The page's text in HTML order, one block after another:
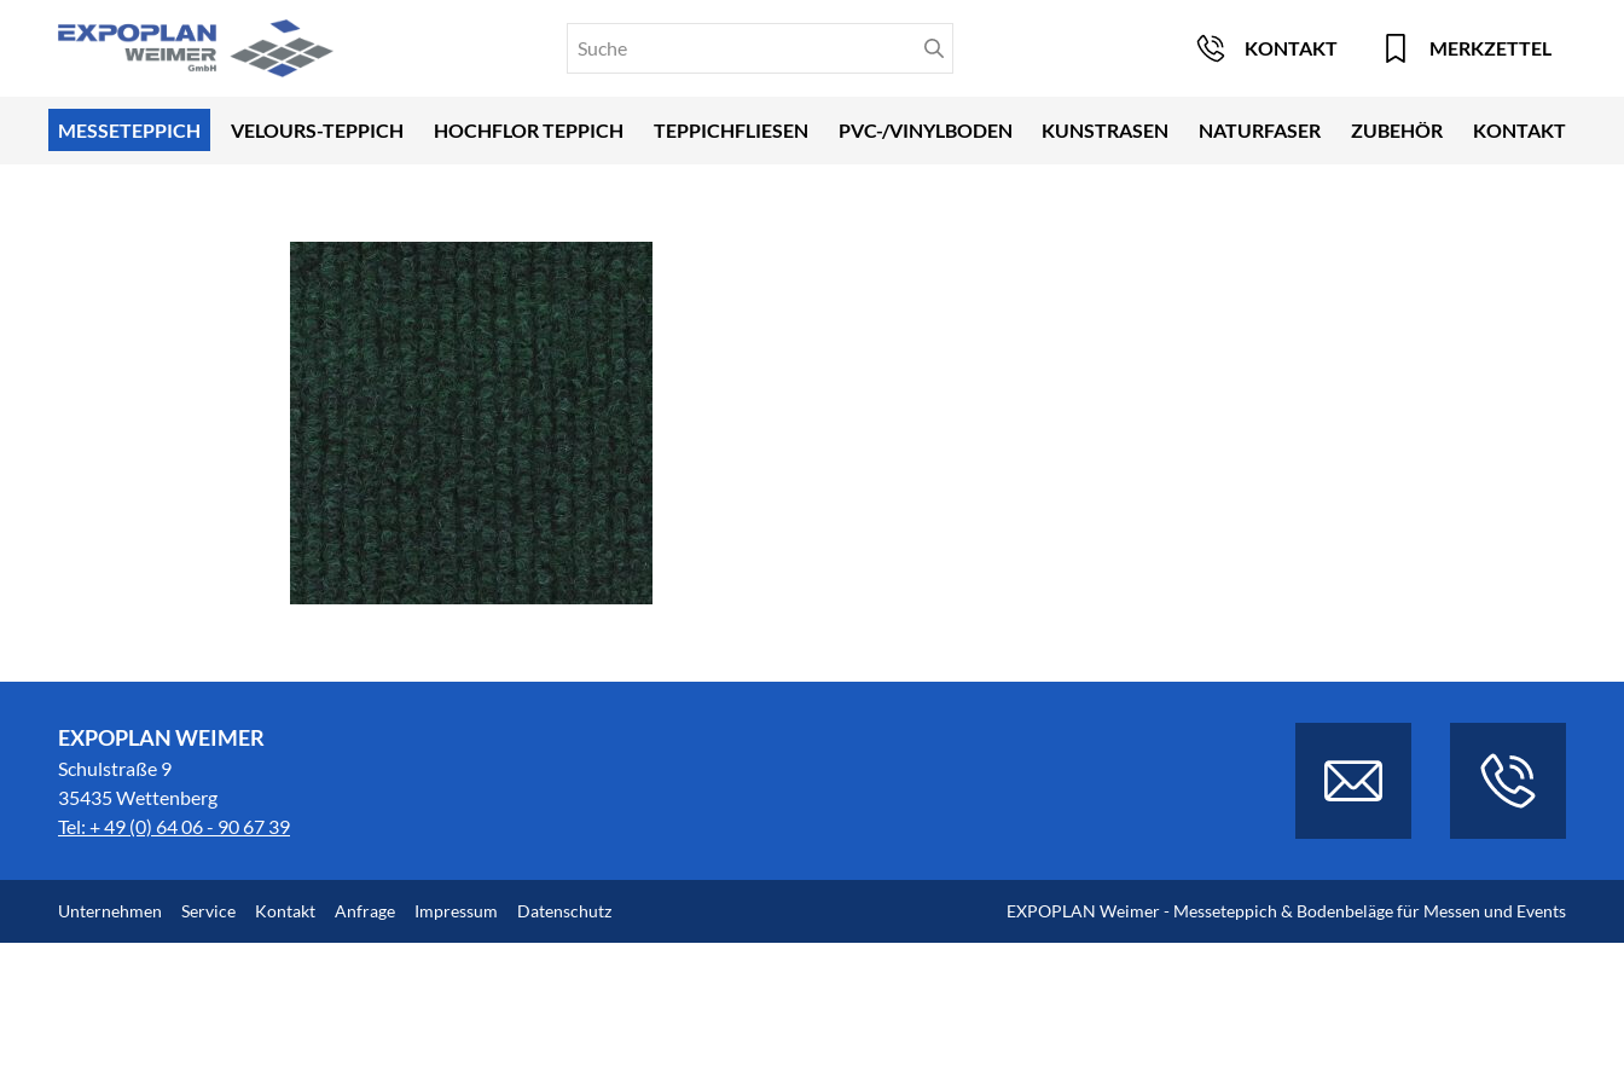
KONTAKT MERKZETTEL
MESSETEPPICH VELOURS-TEPPICH HOCHFLOR TEPPICH TEPPICHFLIESEN PVC-/VINYLBODEN KUNSTRASEN NATURFASER ZUBEHÖR KONTAKT
EXPOPLAN WEIMER
Schulstraße 9
35435 Wettenberg
Tel: + 49 (0) 64 06 - 90 67 39
Unternehmen Service Kontakt Anfrage Impressum Datenschutz EXPOPLAN Weimer - Messeteppich & Bodenbeläge für Messen und Events